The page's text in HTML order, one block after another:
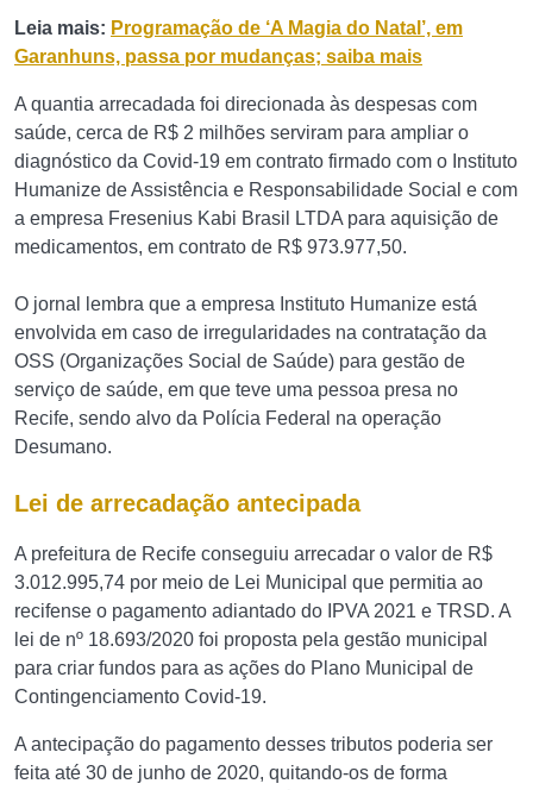
Leia mais: Programação de ‘A Magia do Natal’, em
Garanhuns, passa por mudanças; saiba mais
A quantia arrecadada foi direcionada às despesas com
saúde, cerca de R$ 2 milhões serviram para ampliar o
diagnóstico da Covid-19 em contrato firmado com o Instituto
Humanize de Assistência e Responsabilidade Social e com
a empresa Fresenius Kabi Brasil LTDA para aquisição de
medicamentos, em contrato de R$ 973.977,50.
O jornal lembra que a empresa Instituto Humanize está
envolvida em caso de irregularidades na contratação da
OSS (Organizações Social de Saúde) para gestão de
serviço de saúde, em que teve uma pessoa presa no
Recife, sendo alvo da Polícia Federal na operação
Desumano.
Lei de arrecadação antecipada
A prefeitura de Recife conseguiu arrecadar o valor de R$
3.012.995,74 por meio de Lei Municipal que permitia ao
recifense o pagamento adiantado do IPVA 2021 e TRSD. A
lei de nº 18.693/2020 foi proposta pela gestão municipal
para criar fundos para as ações do Plano Municipal de
Contingenciamento Covid-19.
A antecipação do pagamento desses tributos poderia ser
feita até 30 de junho de 2020, quitando-os de forma